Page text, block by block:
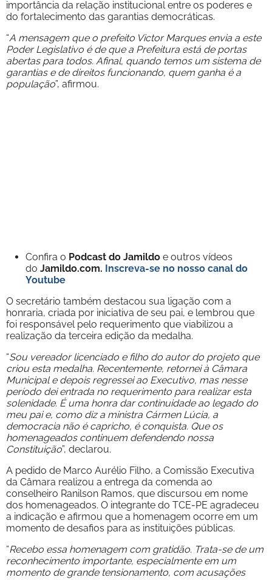
importância da relação institucional entre os poderes e
do fortalecimento das garantias democráticas.
“A mensagem que o prefeito Victor Marques envia a este
Poder Legislativo é de que a Prefeitura está de portas
abertas para todos. Afinal, quando temos um sistema de
garantias e de direitos funcionando, quem ganha é a
população”, afirmou.
Confira o Podcast do Jamildo e outros vídeos
do Jamildo.com. Inscreva-se no nosso canal do
Youtube
O secretário também destacou sua ligação com a
honraria, criada por iniciativa de seu pai, e lembrou que
foi responsável pelo requerimento que viabilizou a
realização da terceira edição da medalha.
“Sou vereador licenciado e filho do autor do projeto que
criou esta medalha. Recentemente, retornei à Câmara
Municipal e depois regressei ao Executivo, mas nesse
período dei entrada no requerimento para realizar esta
solenidade. É uma honra dar continuidade ao legado do
meu pai e, como diz a ministra Cármen Lúcia, a
democracia não é capricho, é conquista. Que os
homenageados continuem defendendo nossa
Constituição”, declarou.
A pedido de Marco Aurélio Filho, a Comissão Executiva
da Câmara realizou a entrega da comenda ao
conselheiro Ranilson Ramos, que discursou em nome
dos homenageados. O integrante do TCE-PE agradeceu
a indicação e afirmou que a homenagem ocorre em um
momento de desafios para as instituições públicas.
“Recebo essa homenagem com gratidão. Trata-se de um
reconhecimento importante, especialmente em um
momento de grande tensionamento, com acusações